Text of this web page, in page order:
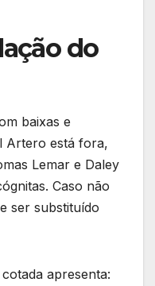
do
baixas e
Artero está fora,
Lemar e Daley
Caso não
ser substituído
apresenta: